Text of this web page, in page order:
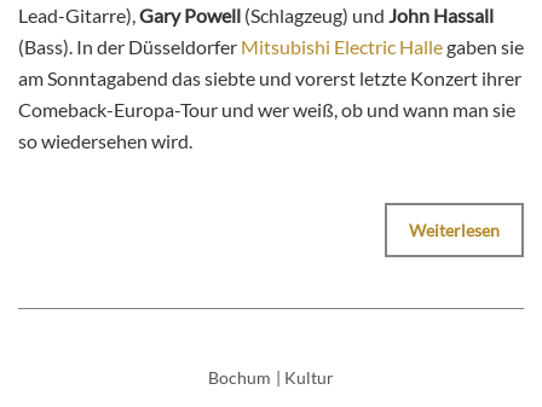
Lead-Gitarre), Gary Powell (Schlagzeug) und John Hassall
(Bass). In der Düsseldorfer Mitsubishi Electric Hallegaben sie
am Sonntagabend das siebte und vorerst letzte Konzert ihrer
Comeback-Europa-Tour und wer weiß, ob und wann man sie
so wiedersehen wird.
Weiterlesen
Bochum | Kultur